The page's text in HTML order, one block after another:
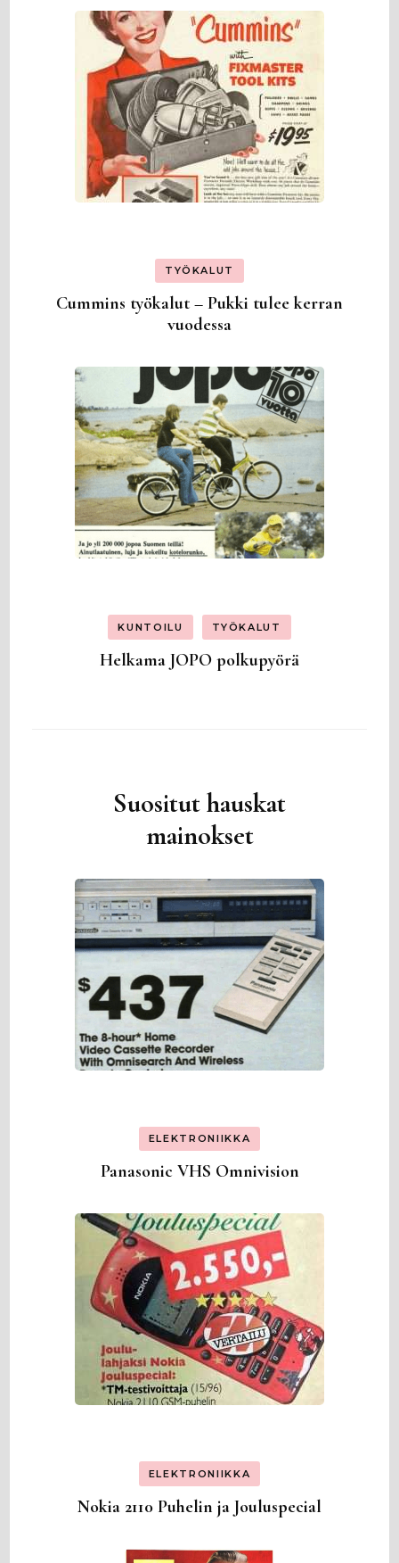
TYÖKALUT
Cummins työkalut – Pukki tulee kerran
vuodessa
KUNTOILU TYÖKALUT
Helkama JOPO polkupyörä
Suositut hauskat
mainokset
ELEKTRONIIKKA
Panasonic VHS Omnivision
ELEKTRONIIKKA
Nokia 2110 Puhelin ja Jouluspecial